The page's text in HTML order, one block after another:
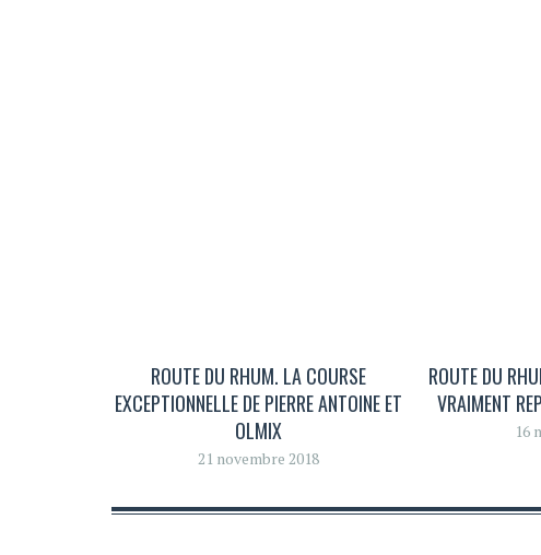
ROUTE DU RHUM. LA COURSE
EXCEPTIONNELLE DE PIERRE ANTOINE ET
OLMIX
21 novembre 2018
ROUTE DU
VRAIMENT
16